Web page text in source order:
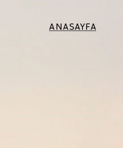
ANASAYFA